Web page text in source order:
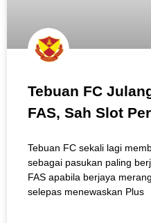
Tebuan FC
FAS, Sah Slot
Tebuan FC sekali lagi
sebagai pasukan paling
FAS apabila berjaya
selepas menewaskan Plus